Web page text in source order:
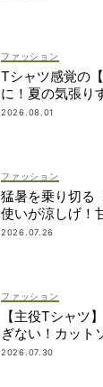
ファッション
Tシャツ感覚の
に！夏の気張り
2026.08.01
ファッション
猛暑を乗り切る
使いが涼しげ！
を
2026.07.26
ファッション
【主役Tシャツ
ぎない！カッ
2026.07.30